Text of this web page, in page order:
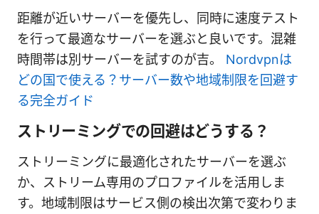
距離が近いサーバーを優先し、同時に速度テスト
を行って最適なサーバーを選ぶと良いです。混雑
時間帯は別サーバーを試すのが吉。 Nordvpnは
どの国で使える？サーバー数や地域制限を回避す
る完全ガイド
ストリーミングでの回避はどうする？
ストリーミングに最適化されたサーバーを選ぶ
か、ストリーム専用のプロファイルを活用しま
す。地域制限はサービス側の検出次第で変わりま